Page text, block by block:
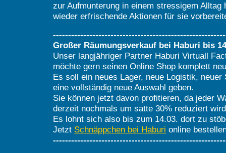
zur Aufmunterung in einem stressigem Alltag
wieder erfrischende Aktionen für sie
Großer Räumungsverkauf bei Haburi bis
Unser langjähriger Partner Haburi Virtuall
möchte gern seinen Online Shop komplett
Es soll ein neues Lager, neue Logistik, neuer
eine vollständig neue Auswahl geben.
Sie können jetzt davon profitieren, da jeder
derzeit nochmals um satte 30% reduziert
Es lohnt sich also bis zum 14.03. dort zu
Jetzt Schnäppchen bei Haburi online